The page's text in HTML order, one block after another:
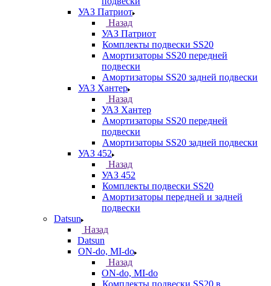
УАЗ Патриот
Назад
УАЗ Патриот
Комплекты подвески SS20
Амортизаторы SS20 передней
подвески
Амортизаторы SS20 задней подвески
УАЗ Хантер
Назад
УАЗ Хантер
Амортизаторы SS20 передней
подвески
Амортизаторы SS20 задней подвески
УАЗ 452
Назад
УАЗ 452
Комплекты подвески SS20
Амортизаторы передней и задней
подвески
Datsun
Назад
Datsun
ON-do, MI-do
Назад
ON-do, MI-do
Комплекты подвески SS20 в